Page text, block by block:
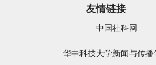
友情链接
中国社科网
华中科技大学新闻与传播